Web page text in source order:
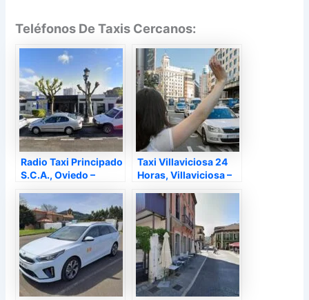
Teléfonos De Taxis Cercanos:
Radio Taxi Principado
S.C.A., Oviedo –
Taxi Villaviciosa 24
Horas, Villaviciosa –